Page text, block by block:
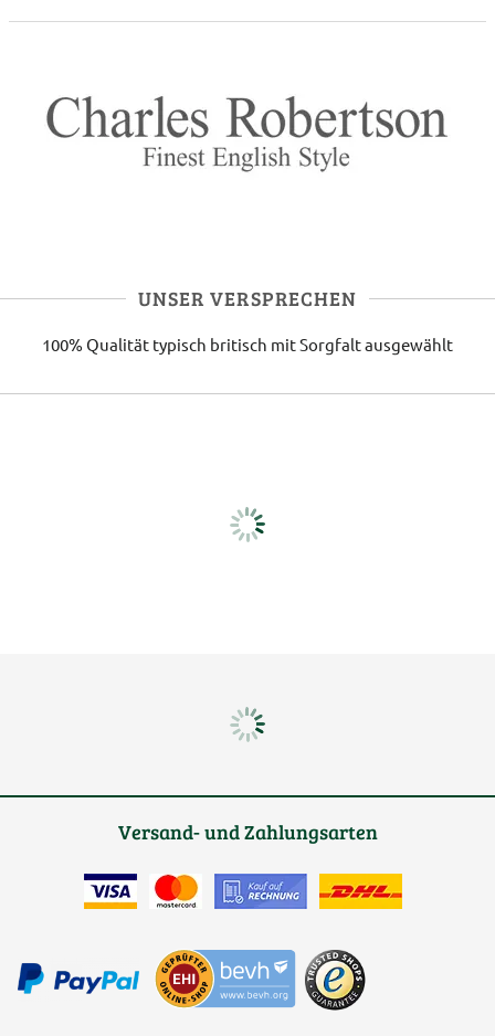
UNSER VERSPRECHEN
100% Qualität typisch britisch mit Sorgfalt ausgewählt
Versand- und Zahlungsarten